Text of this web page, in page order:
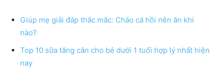
Giúp mẹ giải đáp thắc mắc: Cháo cá hồi nên ăn khi
nào?
Top 10 sữa tăng cân cho bé dưới 1 tuổi hợp lý nhất hiện
nay